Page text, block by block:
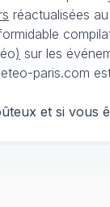
réactualisées
) sur les
paris.com
et si vous